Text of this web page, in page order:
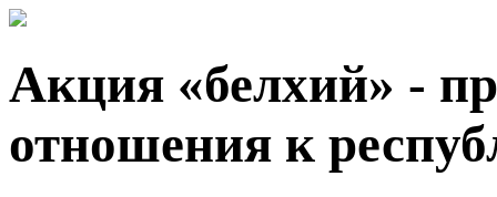
Акция «белхий» -
отношения к